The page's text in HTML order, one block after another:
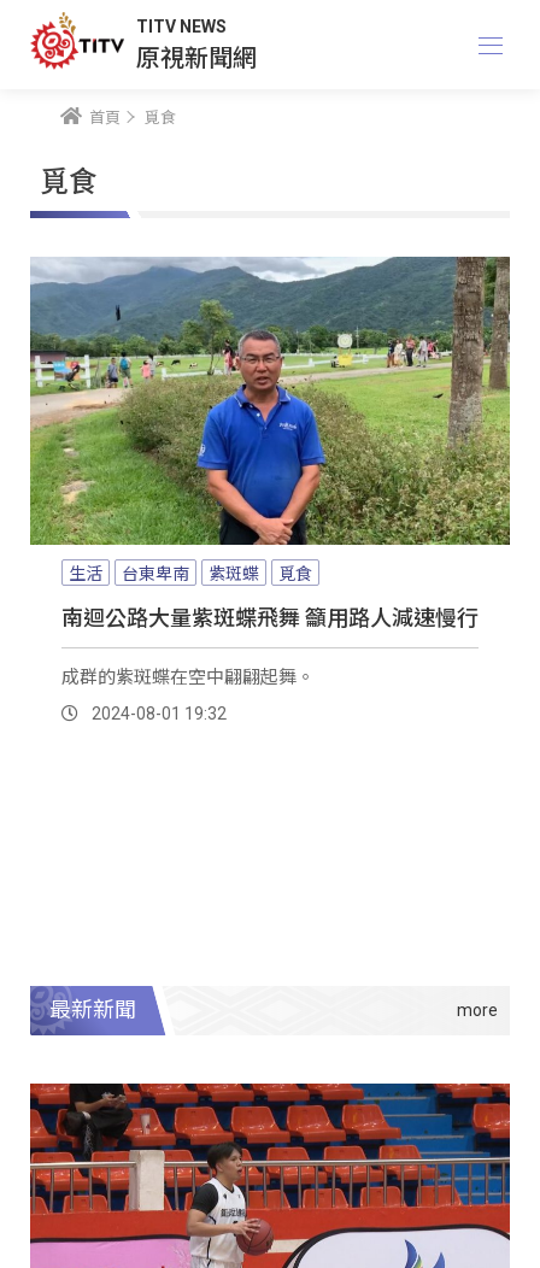
TITV NEWS
原視新聞網
首頁 覓食
覓食
生活 台東卑南 紫斑蝶 覓食
南迴公路大量紫斑蝶飛舞 籲用路人減速慢行
成群的紫斑蝶在空中翩翩起舞。
2024-08-01 19:32
最新新聞